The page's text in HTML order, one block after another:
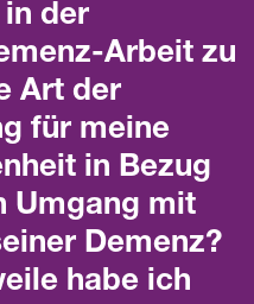
der
Arbeit zu
Art der
für meine
in Bezug
Umgang mit
Demenz?
habe ich